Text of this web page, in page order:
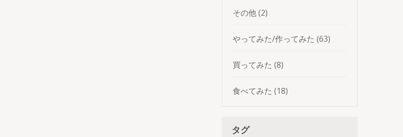
その他(2)
やってみた/作ってみた (63)
買ってみた (8)
食べてみた (18)
タグ